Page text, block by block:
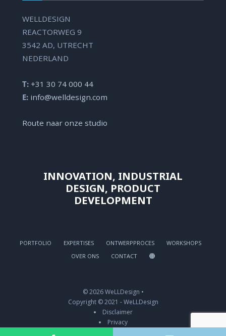
WELLDESIGN
REACTORWEG 9
3542 AD, UTRECHT
NEDERLAND
T: +31 30 74 000 44
E: info@welldesign.com
Route naar onze studio
INNOVATION, INDUSTRIAL
DESIGN, PRODUCT
DEVELOPMENT
PORTFOLIO EXPERTISES ONTWERPPROCES
WORKSHOPS
OVER ONS
CONTACT
© 2026 WeLLDesign •
Copyright © 2021 - WeLLDesign
Disclaimer
Privacy